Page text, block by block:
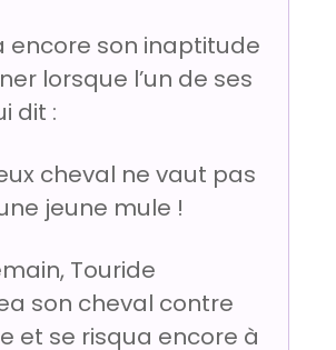
encore son inaptitude
lorsque l’un de ses
dit :
cheval ne vaut pas
jeune mule !
Touride
son cheval contre
et se risqua encore à